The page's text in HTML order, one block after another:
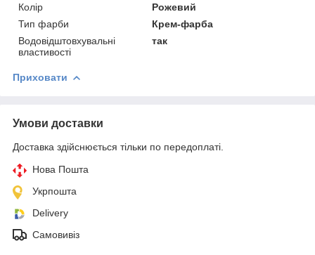
Колір
Рожевий
Тип фарби
Крем-фарба
Водовідштовхувальні
властивості
так
Приховати
Умови доставки
Доставка здійснюється тільки по передоплаті.
Нова Пошта
Укрпошта
Delivery
Самовивіз